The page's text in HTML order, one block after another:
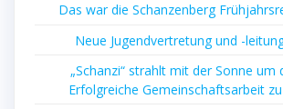
Das war die Schanzenberg
Neue Jugendvertretung und -
„Schanzi“ strahlt mit der Sonne um
Erfolgreiche Gemeinschaftsarbeit